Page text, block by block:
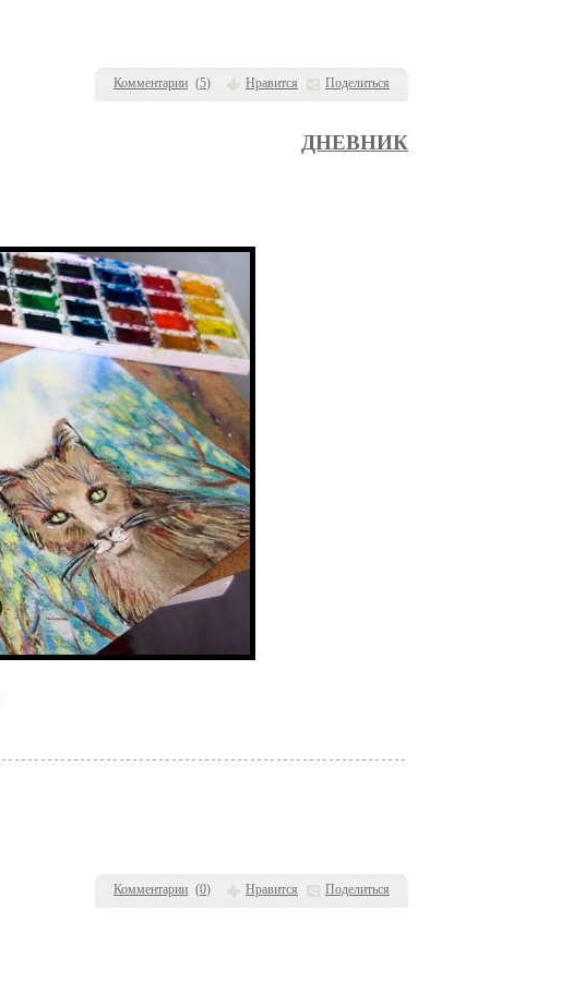
Комментарии (5) Нравится Поделиться
Комментарии (0) Нравится Поделиться
ДНЕВНИК